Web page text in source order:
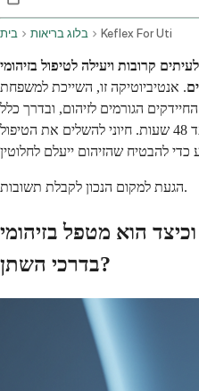
בית בלוג בריאות Keflex For Uti
קרובות ויעילה לטיפול בזיהומי
. אנטיביוטיקה זו, השייכת למשפחת
הגורמים לזיהום, ובדרך כלל
מספקת הקלה בתסמינים תוך 24 עד 48 שעות. חיוני להשלים את הטיפול
הגעת למקום הנכון לקבלת תשובות.
הוא מטפל בזיהומי
בדרכי השתן?